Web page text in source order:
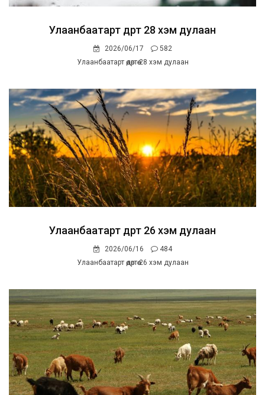
Улаанбаатарт өдөртөө 28 хэм дулаан
2026/06/17
582
Улаанбаатарт өдөртөө 28 хэм дулаан
Улаанбаатарт өдөртөө 26 хэм дулаан
2026/06/16
484
Улаанбаатарт өдөртөө 26 хэм дулаан